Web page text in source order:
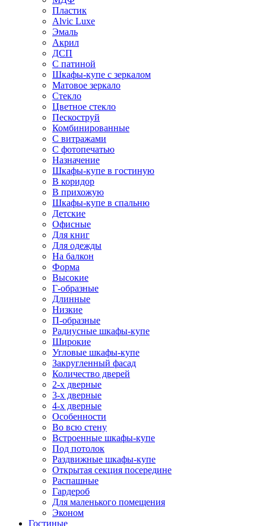
Пластик
Alvic Luxe
Эмаль
Акрил
ДСП
С патиной
Шкафы-купе с зеркалом
Матовое зеркало
Стекло
Цветное стекло
Пескоструй
Комбинированные
С витражами
С фотопечатью
Назначение
Шкафы-купе в гостиную
В коридор
В прихожую
Шкафы-купе в спальню
Детские
Офисные
Для книг
Для одежды
На балкон
Форма
Высокие
Г-образные
Длинные
Низкие
П-образные
Радиусные шкафы-купе
Широкие
Угловые шкафы-купе
Закругленный фасад
Количество дверей
2-х дверные
3-х дверные
4-х дверные
Особенности
Во всю стену
Встроенные шкафы-купе
Под потолок
Раздвижные шкафы-купе
Открытая секция посередине
Распашные
Гардероб
Для маленького помещения
Эконом
Гостиные